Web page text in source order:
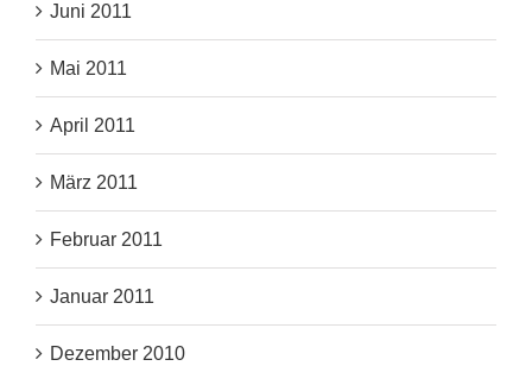
Juni 2011
Mai 2011
April 2011
März 2011
Februar 2011
Januar 2011
Dezember 2010